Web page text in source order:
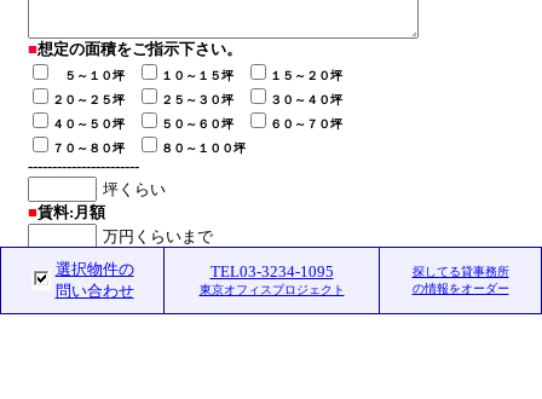
■想定の面積をご指示下さい。
５～１０坪 １０～１５坪
１５～２０坪
２０～２５坪
２５～３０坪
３０～４０坪
４０～５０坪
５０～６０坪
６０～７０坪
７０～８０坪
８０～１００坪
-----------------------
■賃料:月額
選択物件の
問い合わせ
TEL03-3234-1095
東京オフィスプロジェクト
探してる貸事務所
の情報をオーダー